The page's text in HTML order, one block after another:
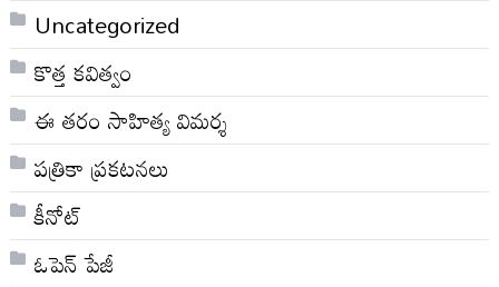
Uncategorized
కొత్త కవిత్వం
ఈ తరం సాహిత్య విమర్శ
పత్రికా ప్రకటనలు
కీనోట్
ఓపెన్ పేజీ